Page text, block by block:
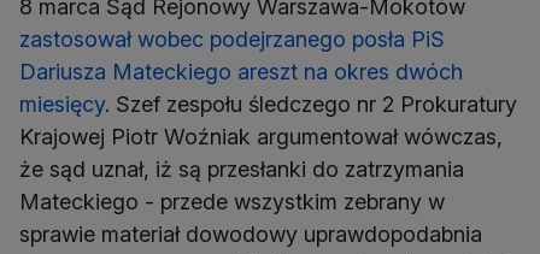
8 marca Sąd Rejonowy Warszawa-Mokotów
zastosował wobec podejrzanego posła PiS
Dariusza Mateckiego areszt na okres dwóch
miesięcy. Szef zespołu śledczego nr 2 Prokuratury
Krajowej Piotr Woźniak argumentował wówczas,
że sąd uznał, iż są przesłanki do zatrzymania
Mateckiego - przede wszystkim zebrany w
sprawie materiał dowodowy uprawdopodabnia